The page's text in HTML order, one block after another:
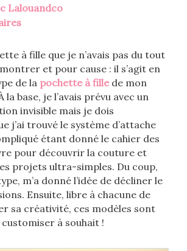
Lalouandco
à fille que je n’avais pas du tout
et pour cause : il s’agit en
de la pochette à fille de mon
base, je l’avais prévu avec un
invisible mais je dois
j’ai trouvé le système d’attache
étant donné le cahier des
pour découvrir la couture et
projets ultra-simples. Du coup,
m’a donné l’idée de décliner le
Ensuite, libre à chacune de
sa créativité, ces modèles sont
customiser à souhait !